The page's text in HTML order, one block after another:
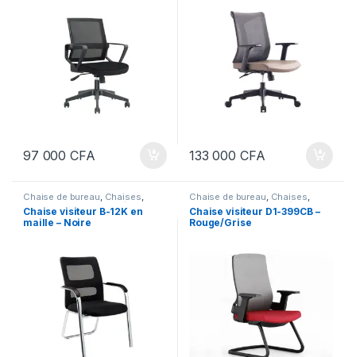
97 000CFA 133 000 CFA
Chaise de bureau, Chaises,
Meubles Meubles et Décoration
Mobilier de bureau
Chaise visiteur B-12K en
maille – Noire
Chaise de bureau, Chaises,
Meubles Meubles et Décoration
Mobilier de bureau
Chaise visiteur D1-399CB –
Rouge/Grise